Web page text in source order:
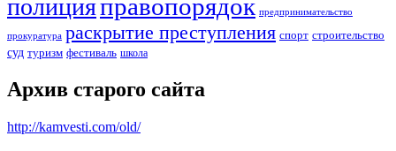
полицияправопорядок предпринимательство
прокуратура раскрытие преступления спорт строительство
суд туризм фестиваль школа
Архив старого сайта
http://kamvesti.com/old/